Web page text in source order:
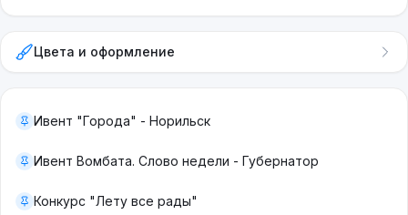
Цвета и оформление
Ивент "Города" - Норильск
Ивент Вомбата. Слово недели - Губернатор
Конкурс "Лету все рады"